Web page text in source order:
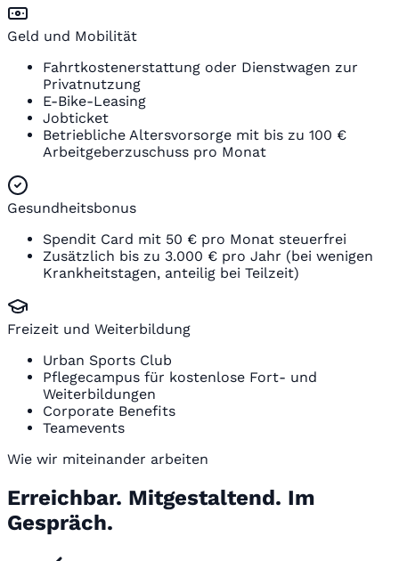
Geld und Mobilität
Fahrtkostenerstattung oder Dienstwagen zur
Privatnutzung
E-Bike-Leasing
Jobticket
Betriebliche Altersvorsorge mit bis zu 100 €
Arbeitgeberzuschuss pro Monat
Gesundheitsbonus
Spendit Card mit 50 € pro Monat steuerfrei
Zusätzlich bis zu 3.000 € pro Jahr (bei wenigen
Krankheitstagen, anteilig bei Teilzeit)
Freizeit und Weiterbildung
Urban Sports Club
Pflegecampus für kostenlose Fort- und
Weiterbildungen
Corporate Benefits
Teamevents
Wie wir miteinander arbeiten
Erreichbar. Mitgestaltend. Im
Gespräch.